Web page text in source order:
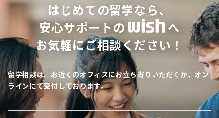
はじめての留学なら、
安心サポートの
へ
お気軽にご相談ください！
留学相談は、お近くのオフィスにお立ち寄りいただくか、オン
ラインにて受付しております。